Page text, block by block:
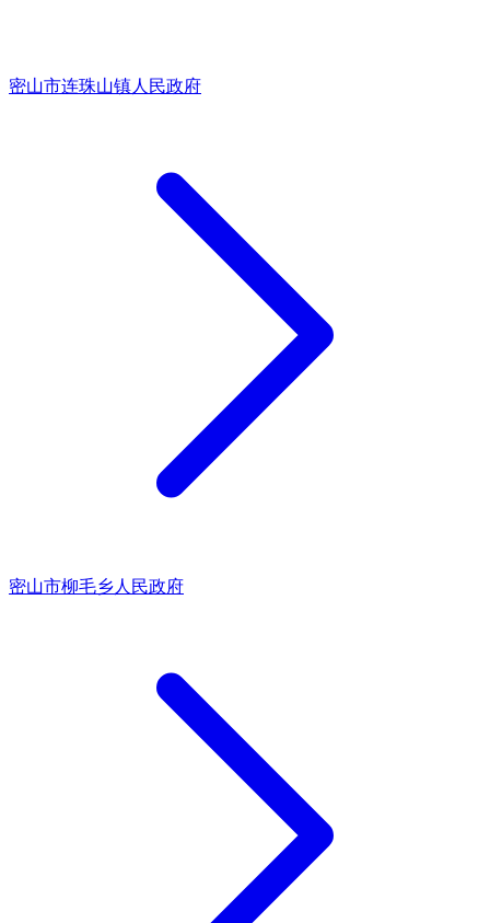
密山市连珠山镇人民政府
密山市柳毛乡人民政府